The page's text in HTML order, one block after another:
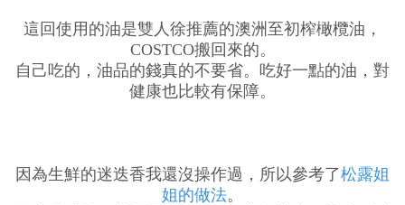
這回使用的油是雙人徐推薦的澳洲至初榨橄欖油，
COSTCO搬回來的。
自己吃的，油品的錢真的不要省。吃好一點的油，對
健康也比較有保障。
因為生鮮的迷迭香我還沒操作過，所以參考了松露姐
姐的做法。